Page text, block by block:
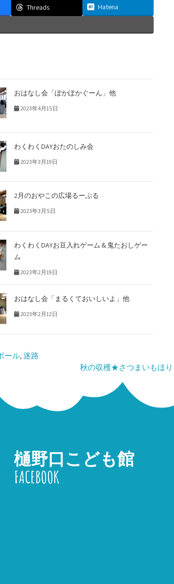
Threads Hatena
おはなし会「ぽかぽかぐーん」他
2023年4月15日
わくわくDAYおたのしみ会
2023年3月19日
2月のおやこの広場るーぷる
2023年3月5日
わくわくDAYお豆入れゲーム＆鬼たおしゲー
ム
2023年2月19日
おはなし会「まるくておいしいよ」他
2023年2月12日
ール,迷路
秋の収穫★さつまいもほり
樋野口こども館
FACEBOOK